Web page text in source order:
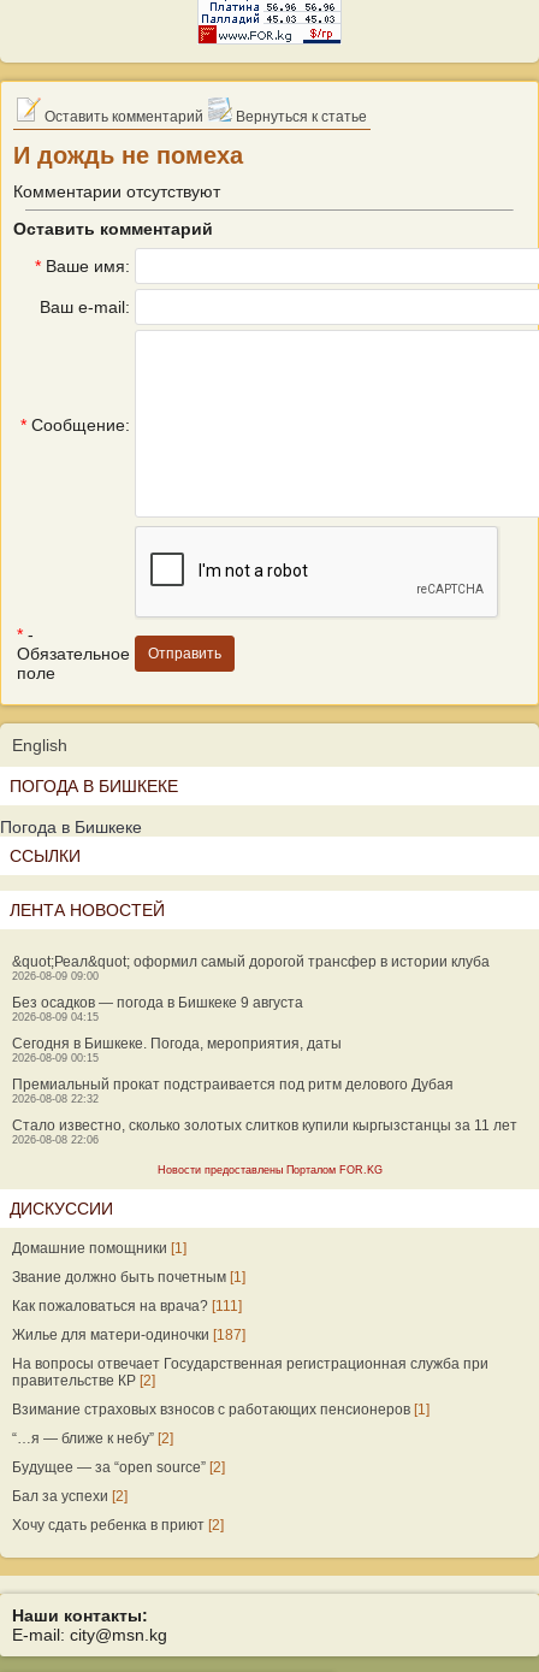
Оставить комментарий Вернуться к статье
И дождь не помеха
Комментарии отсутствуют
Оставить комментарий
* Ваше имя:
Ваш e-mail:
* Сообщение:
* -
Обязательное
поле
English
ПОГОДА В БИШКЕКЕ
Погода в Бишкеке
ССЫЛКИ
ЛЕНТА НОВОСТЕЙ
&quot;Реал&quot; оформил самый дорогой трансфер в истории клуба
2026-08-09 09:00
Без осадков — погода в Бишкеке 9 августа
2026-08-09 04:15
Сегодня в Бишкеке. Погода, мероприятия, даты
2026-08-09 00:15
Премиальный прокат подстраивается под ритм делового Дубая
2026-08-08 22:32
Стало известно, сколько золотых слитков купили кыргызстанцы за 11 лет
2026-08-08 22:06
Новости предоставлены Порталом FOR.KG
ДИСКУССИИ
Домашние помощники [1]
Звание должно быть почетным [1]
Как пожаловаться на врача? [111]
Жилье для матери-одиночки [187]
На вопросы отвечает Государственная регистрационная служба при
правительстве КР [2]
Взимание страховых взносов с работающих пенсионеров [1]
“…я — ближе к небу” [2]
Будущее — за “open source” [2]
Бал за успехи [2]
Хочу сдать ребенка в приют [2]
Наши контакты:
E-mail: city@msn.kg